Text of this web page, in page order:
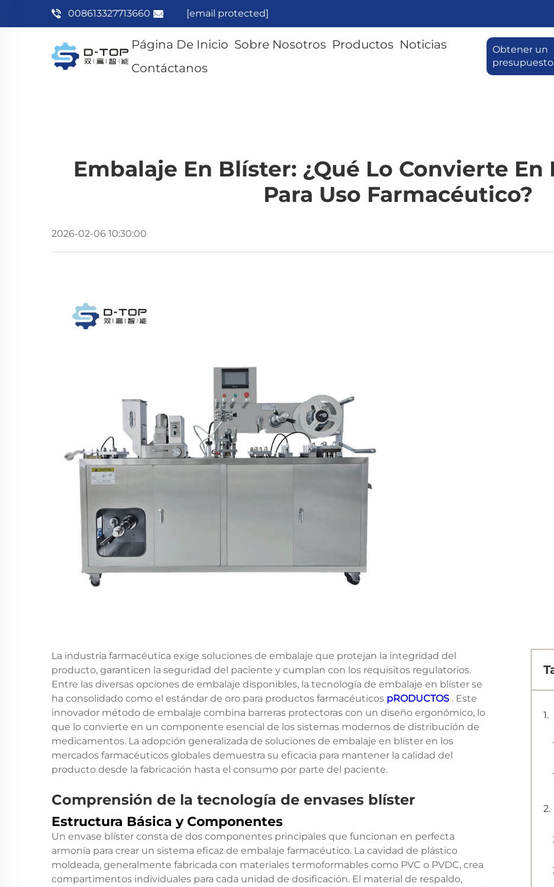
008613327713660 [email protected]
Página De Inicio Sobre Nosotros Productos Noticias
Contáctanos
Obtener un
presupuesto
Embalaje En Blíster: ¿Qué Lo Convierte En
Para Uso Farmacéutico?
2026-02-06 10:30:00
La industria farmacéutica exige soluciones de embalaje que protejan la integridad del
producto, garanticen la seguridad del paciente y cumplan con los requisitos regulatorios.
Entre las diversas opciones de embalaje disponibles, la tecnología de embalaje en blíster se
ha consolidado como el estándar de oro para productos farmacéuticos pRODUCTOS . Este
innovador método de embalaje combina barreras protectoras con un diseño ergonómico, lo
que lo convierte en un componente esencial de los sistemas modernos de distribución de
medicamentos. La adopción generalizada de soluciones de embalaje en blíster en los
mercados farmacéuticos globales demuestra su eficacia para mantener la calidad del
producto desde la fabricación hasta el consumo por parte del paciente.
Comprensión de la tecnología de envases blíster
Estructura Básica y Componentes
Un envase blíster consta de dos componentes principales que funcionan en perfecta
armonía para crear un sistema eficaz de embalaje farmacéutico. La cavidad de plástico
moldeada, generalmente fabricada con materiales termoformables como PVC o PVDC, crea
compartimentos individuales para cada unidad de dosificación. El material de respaldo,